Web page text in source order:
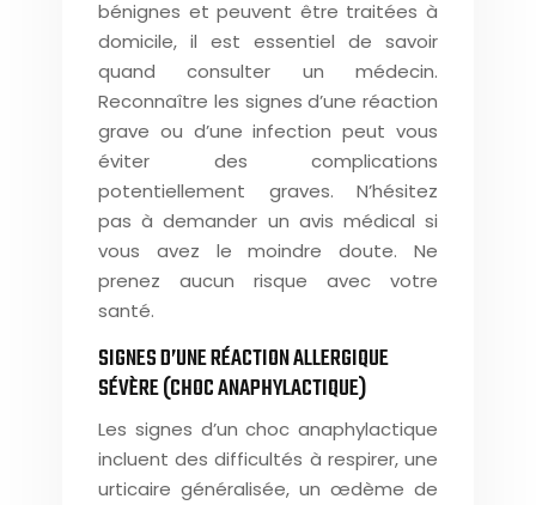
bénignes et peuvent être traitées à
domicile, il est essentiel de savoir
quand consulter un médecin.
Reconnaître les signes d’une réaction
grave ou d’une infection peut vous
éviter des complications
potentiellement graves. N’hésitez
pas à demander un avis médical si
vous avez le moindre doute. Ne
prenez aucun risque avec votre
santé.
SIGNES D’UNE RÉACTION ALLERGIQUE
SÉVÈRE (CHOC ANAPHYLACTIQUE)
Les signes d’un choc anaphylactique
incluent des difficultés à respirer, une
urticaire généralisée, un œdème de